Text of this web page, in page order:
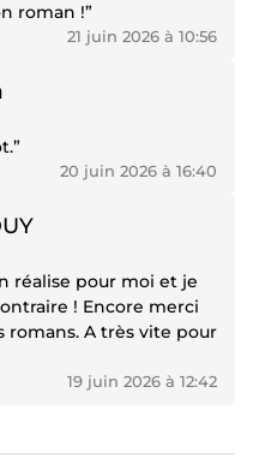
roman !”
21 juin 2026 à 10:56
20 juin 2026 à 16:40
réalise pour moi et je
! Encore merci
romans. A très vite pour
19 juin 2026 à 12:42